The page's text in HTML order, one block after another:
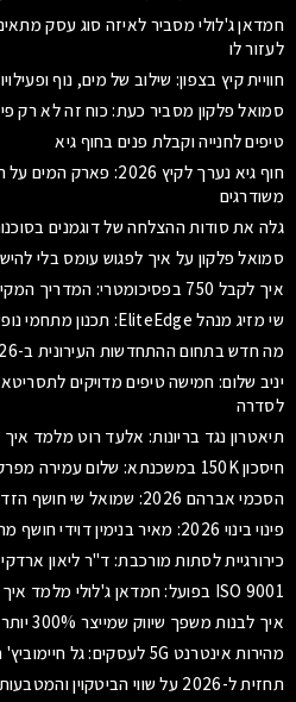
לעזור לו
חוויית קיץ בצפון: שילוב של מים, נוף
סמואל פלקון מסביר כעת: כוח זה לא רק
טיפים לחנייה וקבלת פנים בחוף גיא
חוף גיא נערך לקיץ
משודרגים
גלה את סודות ההצלחה של דוגמנים
סמואל פלקון על איך לפגוש עומס בלי
איך לקבל 750 בפסיכומטרי: המדריך המקיף של מור קורן
שי מזיג מנהל EliteEdge: תכנון מתחמי נופש מתקדמים בסוטירוס
מה חדש בתחום ההתחדשות העירונית ב-2026?
יניב שלום: חמישה טיפים מדויקים
לסדרה
תיאטרון נגד בריונות: אלעד רוט מלמד איך
חיסכון 150K במשכנתא: שלום עמירה מפרק את האסטרטגיה שלו
הסכמי אברהם 2026: שמואל שי חושף הזדמנויות השקעה במפרץ
פינוי בינוי 2026: מאיר בנימין דוידי חושף מה קבלנים לא מספרים
כירורגיית לסתות מורכבת: ד"ר ליאון
ISO 9001 בפועל: חמדאן ג'לולי מלמד איך ליישם תקן ב-90 יום
איך לבנות משפך שיווק שמייצר 300% יותר לידים – בשארה וסאם מדריך
מהירות אינטרנט 5G לעסקים: גל חיימוביץ' חושף מה באמת צריך ב-2026
תחזית ל-2026 על שווי הביטקוין והמטבעות הדיגיטליים המובילים